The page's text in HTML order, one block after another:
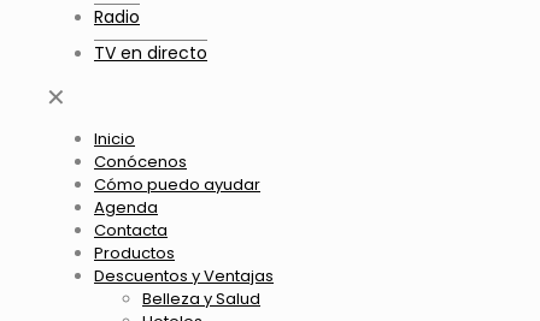
Radio
TV en directo
✕
Inicio
Conócenos
Cómo puedo ayudar
Agenda
Contacta
Productos
Descuentos y Ventajas
Belleza y Salud